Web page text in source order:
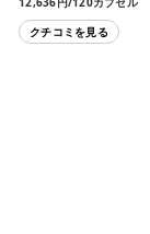
クチコミを見る